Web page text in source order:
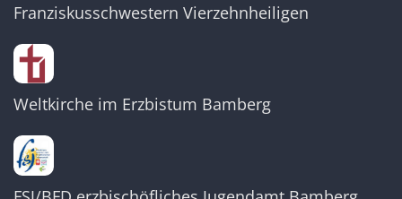
Franziskusschwestern Vierzehnheiligen
Weltkirche im Erzbistum Bamberg